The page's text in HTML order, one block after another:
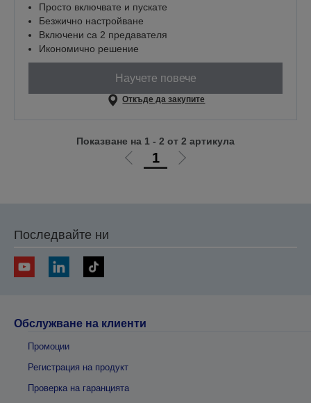
Просто включвате и пускате
Безжично настройване
Включени са 2 предавателя
Икономично решение
Научете повече
Откъде да закупите
Отиди
1
Отиди
Показване на 1 - 2 от 2 артикула
Последвайте ни
Обслужване на клиенти
Промоции
Регистрация на продукт
Проверка на гаранцията